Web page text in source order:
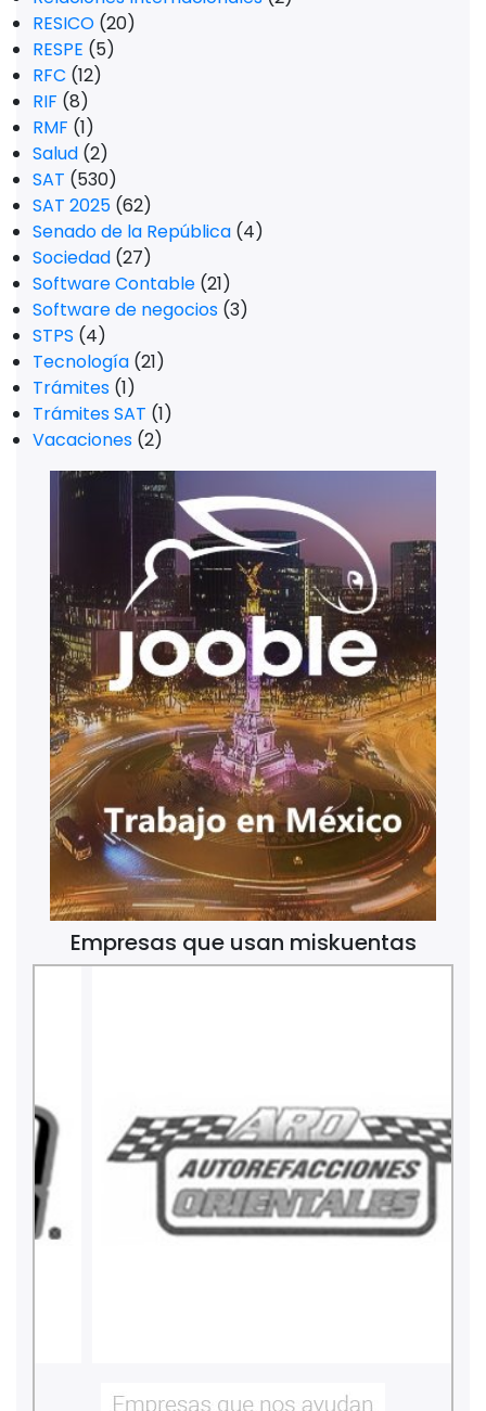
RESICO (20)
RESPE (5)
RFC (12)
RIF (8)
RMF (1)
Salud (2)
SAT (530)
SAT 2025 (62)
Senado de la República (4)
Sociedad (27)
Software Contable (21)
Software de negocios (3)
STPS (4)
Tecnología (21)
Trámites (1)
Trámites SAT (1)
Vacaciones (2)
Empresas que usan miskuentas